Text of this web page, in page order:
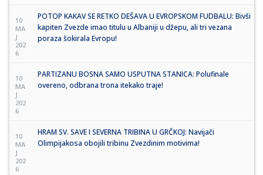
10
MA
J
202
6
POTOP KAKAV SE RETKO DEŠAVA U EVROPSKOM FUDBALU: Bivši
kapiten Zvezde imao titulu u Albaniji u džepu, ali tri vezana
poraza šokirala Evropu!
10
MA
J
202
6
PARTIZANU BOSNA SAMO USPUTNA STANICA: Polufinale
overeno, odbrana trona itekako traje!
10
MA
J
202
6
HRAM SV. SAVE I SEVERNA TRIBINA U GRČKOJ: Navijači
Olimpijakosa obojili tribinu Zvezdinim motivima!